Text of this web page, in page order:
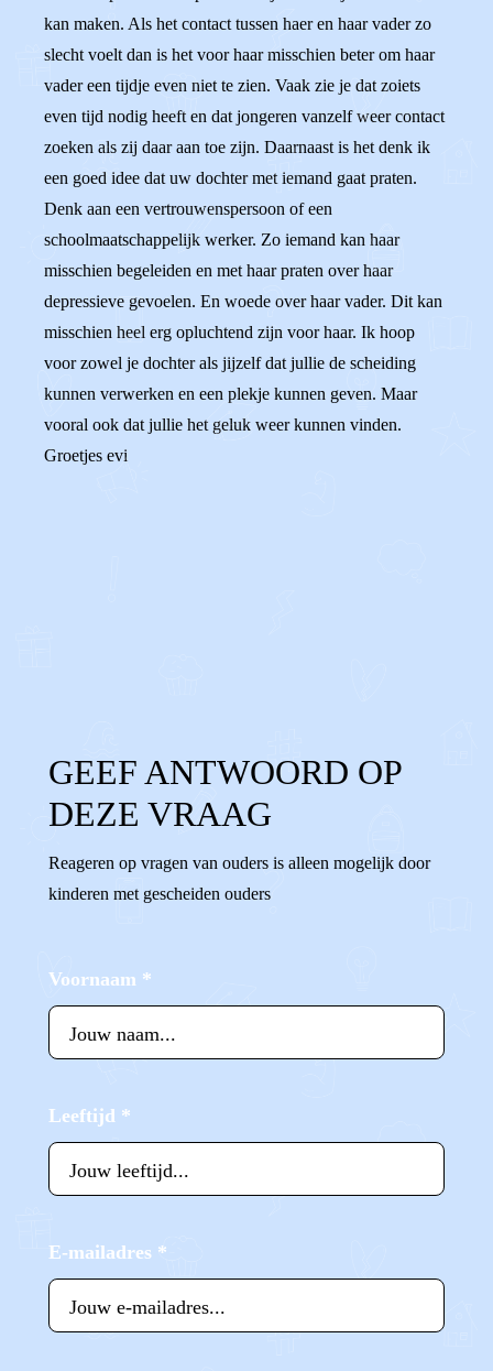
kan maken. Als het contact tussen haer en haar vader zo
slecht voelt dan is het voor haar misschien beter om haar
vader een tijdje even niet te zien. Vaak zie je dat zoiets
even tijd nodig heeft en dat jongeren vanzelf weer contact
zoeken als zij daar aan toe zijn. Daarnaast is het denk ik
een goed idee dat uw dochter met iemand gaat praten.
Denk aan een vertrouwenspersoon of een
schoolmaatschappelijk werker. Zo iemand kan haar
misschien begeleiden en met haar praten over haar
depressieve gevoelen. En woede over haar vader. Dit kan
misschien heel erg opluchtend zijn voor haar. Ik hoop
voor zowel je dochter als jijzelf dat jullie de scheiding
kunnen verwerken en een plekje kunnen geven. Maar
vooral ook dat jullie het geluk weer kunnen vinden.
Groetjes evi
GEEF ANTWOORD OP
DEZE VRAAG
Reageren op vragen van ouders is alleen mogelijk door
kinderen met gescheiden ouders
Voornaam *
Leeftijd *
E-mailadres *